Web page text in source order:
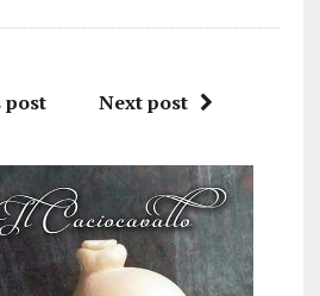
post Next post